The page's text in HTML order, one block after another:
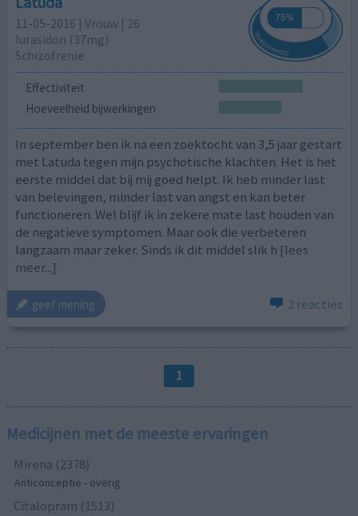
11-05-2016 | Vrouw | 26
lurasidon (37mg)
Schizofrenie
Effectiviteit
Hoeveelheid bijwerkingen
In september ben ik na een zoektocht van 3,5 jaar gestart
met Latuda tegen mijn psychotische klachten. Het is het
eerste middel dat bij mij goed helpt. Ik heb minder last
van belevingen, minder last van angst en kan beter
functioneren. Wel blijf ik in zekere mate last houden van
de negatieve symptomen. Maar ook die verbeteren
langzaam maar zeker. Sinds ik dit middel slik h [lees
meer...]
geef mening 2 reacties
1
Medicijnen met de meeste ervaringen
Mirena (2378)
Anticonceptie - overig
Citalopram (1513)